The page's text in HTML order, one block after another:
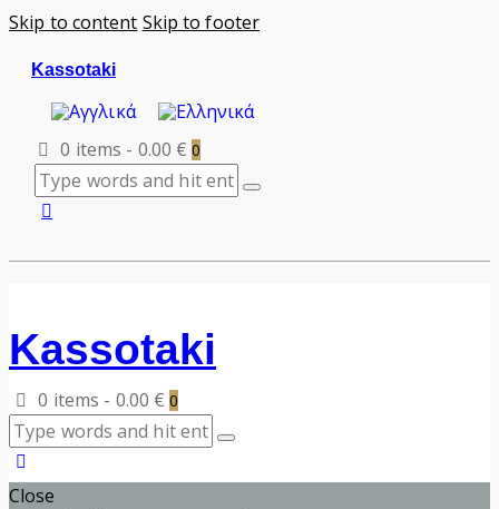
Skip to content Skip to footer
Kassotaki
0 items - 0.00 € 0
Kassotaki
0 items - 0.00 € 0
Close